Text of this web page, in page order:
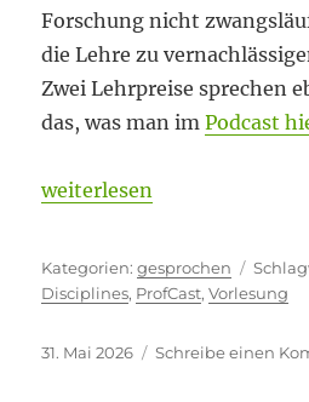
Forschung nicht
die Lehre zu
Zwei Lehrpreise sprechen
das, was man imPodcast
„Vorleben, selber machen,
weiterlesen
Kategorien
gesprochen
Disciplines, ProfCast,Vorlesung
Veröffentlicht
31. Mai 2026 Schreibe einen